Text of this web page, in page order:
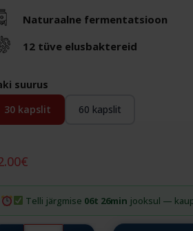
Naturaalne fermentatsioon
12 tüve elusbaktereid
suurus
30 kapslit
60 kapslit
€
Telli järgmise 06t 26min jooksul —